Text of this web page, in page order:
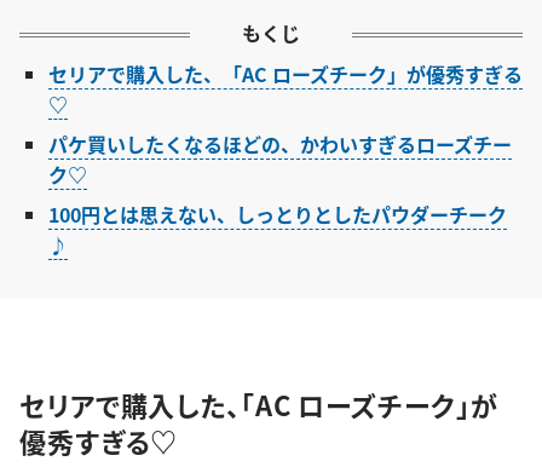
もくじ
セリアで購入した、「AC ローズチーク」が優秀すぎる
♡
パケ買いしたくなるほどの、かわいすぎるローズチー
ク♡
100円とは思えない、しっとりとしたパウダーチーク
♪
セリアで購入した、「AC ローズチーク」が
優秀すぎる♡